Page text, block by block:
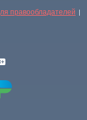
правообладателей |